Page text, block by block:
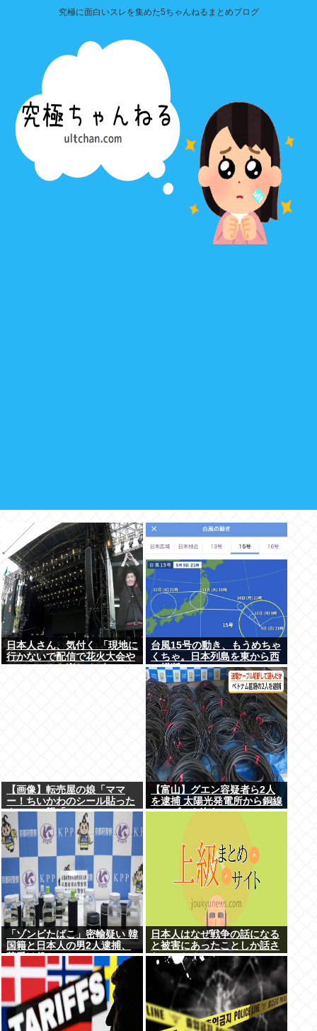
究極に面白いスレを集めた5ちゃんねるまとめブログ
日本人さん、気付く 「現地に
行かないで配信で花火大会や
台風15号の動き、もうめちゃ
くちゃ。日本列島を東から西
に横断
【画像】転売屋の娘「ママ
ー！ちいかわのシール貼った
よー！」親「！！！！！！」
【富山】グエン容疑者ら2人
を逮捕 太陽光発電所から銅線
ケーブルを盗む
「ゾンビたばこ」密輸疑い 韓
国籍と日本人の男2人逮捕、
荷受け役か
日本人はなぜ戦争の話になる
と被害にあったことしか話さ
ないのか？